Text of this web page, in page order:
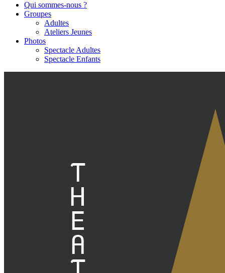
Qui sommes-nous ?
Groupes
Adultes
Ateliers Jeunes
Photos
Spectacle Adultes
Spectacle Enfants